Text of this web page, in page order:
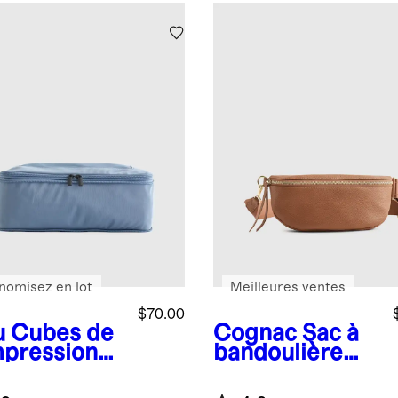
Cubes de
de
$70.00
en lot
Cognac Sac à
bandoulière
Meilleures ventes